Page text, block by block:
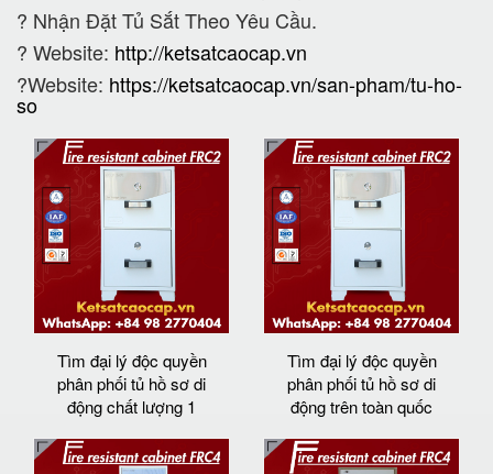
? Nhận Đặt Tủ Sắt Theo Yêu Cầu.
? Website: http://ketsatcaocap.vn
?Website: https://ketsatcaocap.vn/san-pham/tu-ho-
so
Tìm đại lý độc quyền
phân phối tủ hồ sơ di
động chất lượng 1
Tìm đại lý độc quyền
phân phối tủ hồ sơ di
động trên toàn quốc